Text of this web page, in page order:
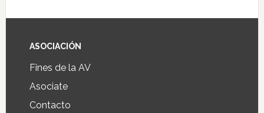
ASOCIACIÓN
Fines de la AV
Asociate
Contacto